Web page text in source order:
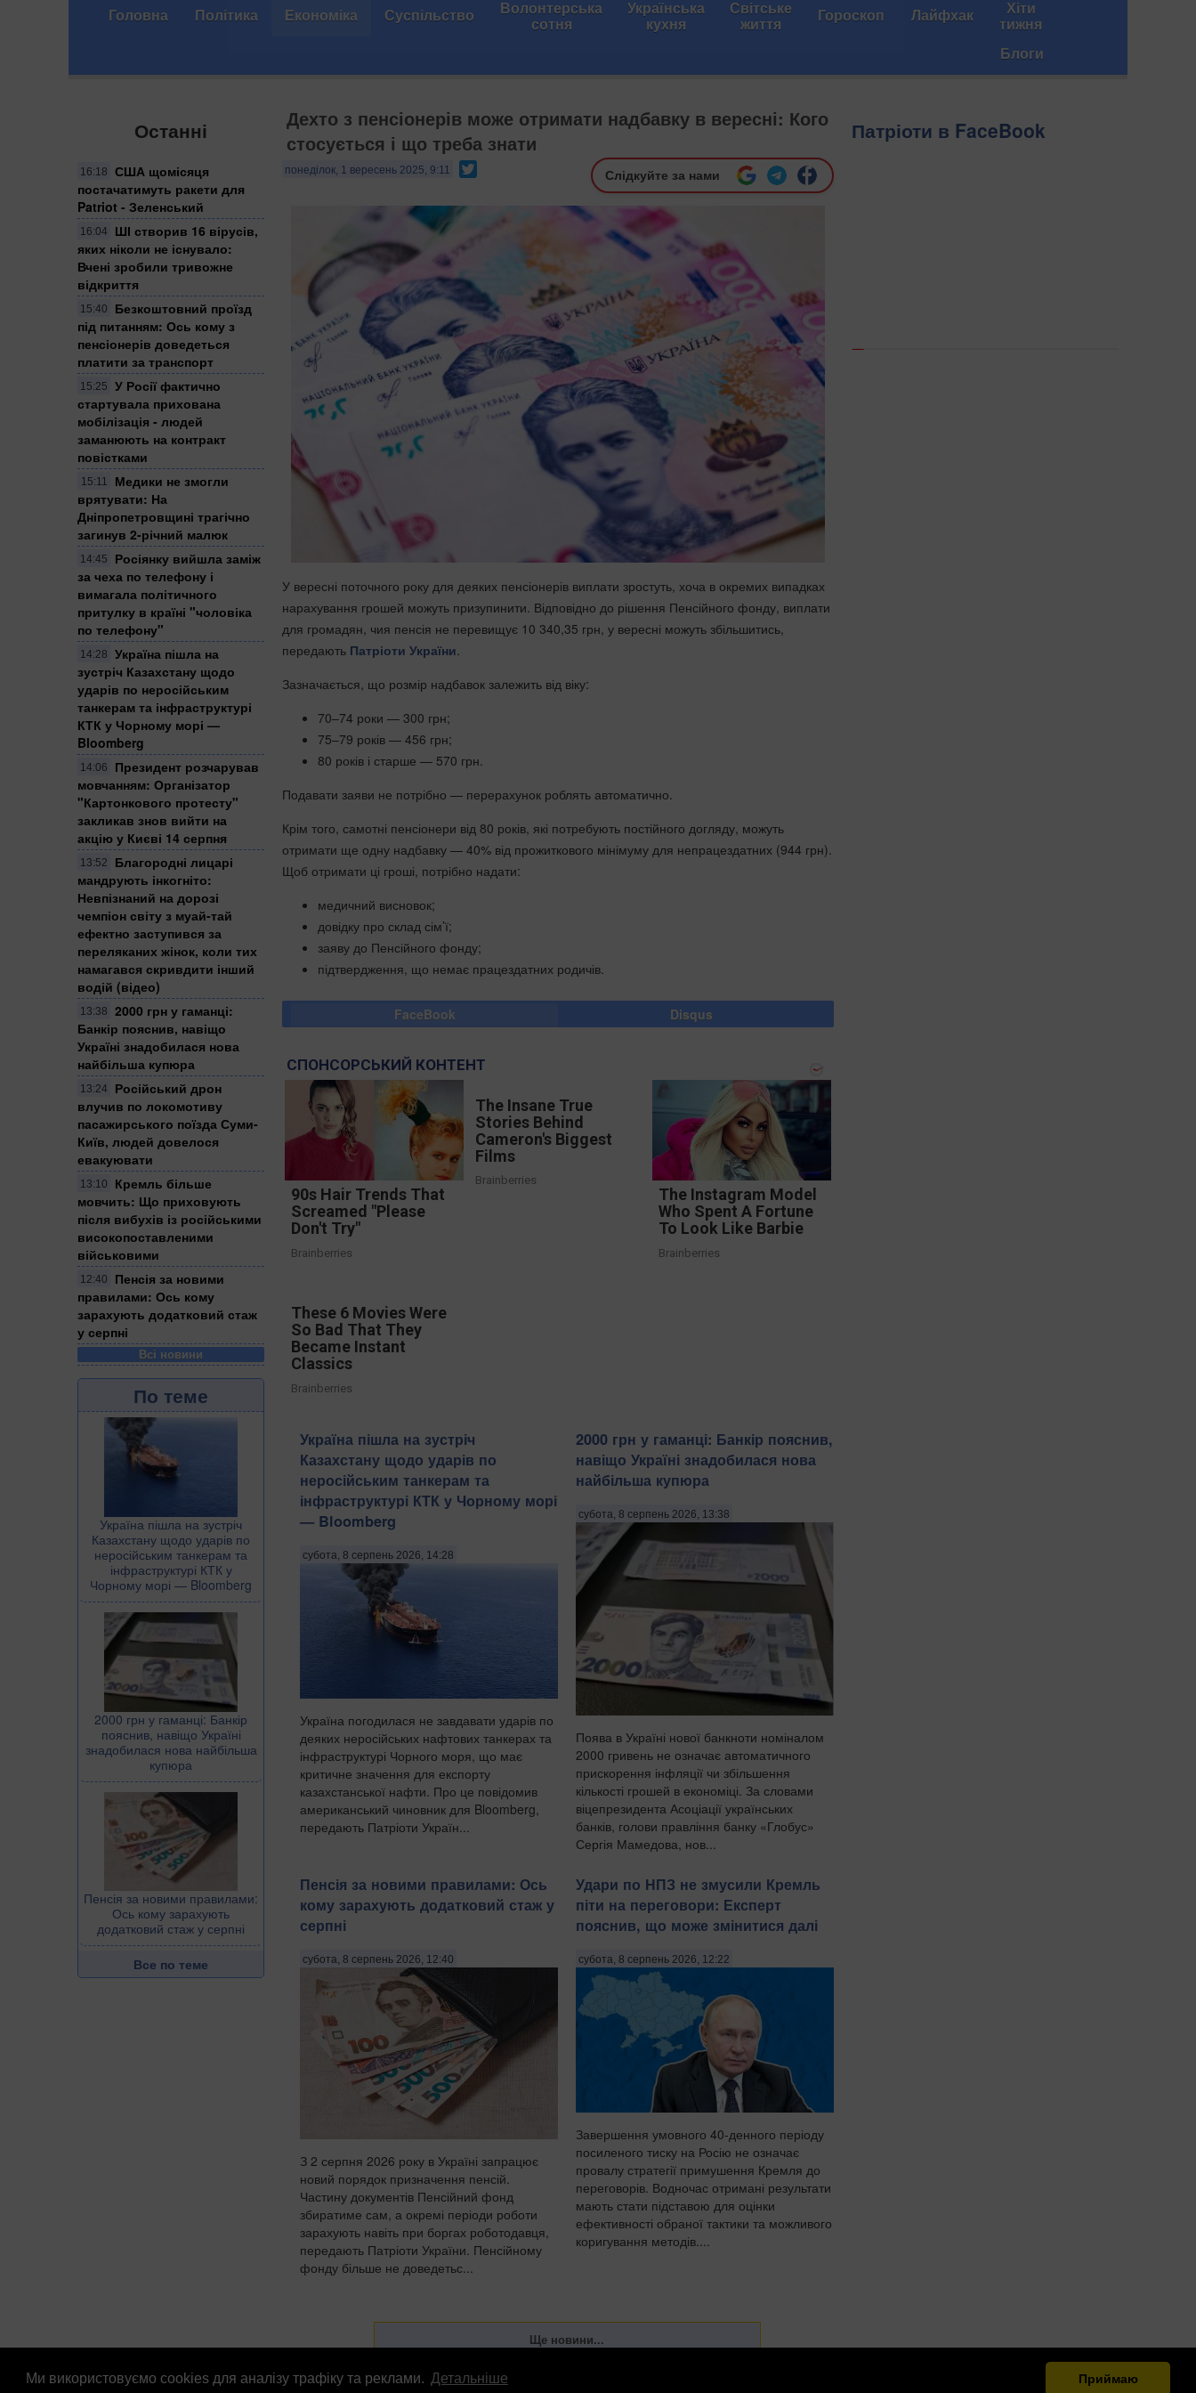
Ми використовуємо cookies для аналізу трафіку та реклами. Детальніше Приймаю
Головна Політика Економіка Суспільство Волонтерська
сотня
Українська
кухня
Світське
життя Гороскоп Лайфхак Хіти
тижня
Блоги
Останні
16:18
США щомісяця
постачатимуть ракети для
Patriot - Зеленський
16:04
ШІ створив 16 вірусів,
яких ніколи не існувало:
Вчені зробили тривожне
відкриття
15:40
Безкоштовний проїзд
під питанням: Ось кому з
пенсіонерів доведеться
платити за транспорт
15:25
У Росії фактично
стартувала прихована
мобілізація - людей
заманюють на контракт
повістками
15:11
Медики не змогли
врятувати: На
Дніпропетровщині трагічно
загинув 2-річний малюк
14:45
Росіянку вийшла заміж
за чеха по телефону і
вимагала політичного
притулку в країні "чоловіка
по телефону"
14:28
Україна пішла на
зустріч Казахстану щодо
ударів по неросійським
танкерам та інфраструктурі
КТК у Чорному морі —
Bloomberg
14:06
Президент розчарував
мовчанням: Організатор
"Картонкового протесту"
закликав знов вийти на
акцію у Києві 14 серпня
13:52
Благородні лицарі
мандрують інкогніто:
Невпізнаний на дорозі
чемпіон світу з муай-тай
ефектно заступився за
переляканих жінок, коли тих
намагався скривдити інший
водій (відео)
13:38
2000 грн у гаманці:
Банкір пояснив, навіщо
Україні знадобилася нова
найбільша купюра
13:24
Російський дрон
влучив по локомотиву
пасажирського поїзда Суми-
Київ, людей довелося
евакуювати
13:10
Кремль більше
мовчить: Що приховують
після вибухів із російськими
високопоставленими
військовими
12:40
Пенсія за новими
правилами: Ось кому
зарахують додатковий стаж
у серпні
Всі новини
По теме
Україна пішла на зустріч
Казахстану щодо ударів по
неросійським танкерам та
інфраструктурі КТК у
Чорному морі — Bloomberg
2000 грн у гаманці: Банкір
пояснив, навіщо Україні
знадобилася нова найбільша
купюра
Пенсія за новими правилами:
Ось кому зарахують
додатковий стаж у серпні
Все по теме
Дехто з пенсіонерів може отримати надбавку в вересні: Кого
стосується і що треба знати
понеділок, 1 вересень 2025, 9:11 Слідкуйте за нами
У вересні поточного року для деяких пенсіонерів виплати зростуть, хоча в окремих випадках
нарахування грошей можуть призупинити. Відповідно до рішення Пенсійного фонду, виплати
для громадян, чия пенсія не перевищує 10 340,35 грн, у вересні можуть збільшитись,
передають Патріоти України
Зазначається, що розмір надбавок залежить від віку:
70–74 роки — 300 грн;
75–79 років — 456 грн;
80 років і старше — 570 грн.
Подавати заяви не потрібно — перерахунок роблять автоматично.
Крім того, самотні пенсіонери від 80 років, які потребують постійного догляду, можуть
отримати ще одну надбавку — 40% від прожиткового мінімуму для непрацездатних (944 грн).
Щоб отримати ці гроші, потрібно надати:
медичний висновок;
довідку про склад сім’ї;
заяву до Пенсійного фонду;
підтвердження, що немає працездатних родичів.
FaceBook Disqus
СПОНСОРСЬКИЙ КОНТЕНТ
90s Hair Trends That
Screamed "Please
Don't Try"
Brainberries
The Insane True
Stories Behind
Cameron's Biggest
Films
Brainberries
The Instagram Model
Who Spent A Fortune
To Look Like Barbie
Brainberries
These 6 Movies Were
So Bad That They
Became Instant
Classics
Brainberries
Україна пішла на зустріч
Казахстану щодо ударів по
неросійським танкерам та
інфраструктурі КТК у Чорному морі
— Bloomberg
субота, 8 серпень 2026, 14:28
Україна погодилася не завдавати ударів по
деяких неросійських нафтових танкерах та
інфраструктурі Чорного моря, що має
критичне значення для експорту
казахстанської нафти. Про це повідомив
американський чиновник для Bloomberg,
передають Патріоти Україн...
2000 грн у гаманці: Банкір пояснив,
навіщо Україні знадобилася нова
найбільша купюра
субота, 8 серпень 2026, 13:38
Поява в Україні нової банкноти номіналом
2000 гривень не означає автоматичного
прискорення інфляції чи збільшення
кількості грошей в економіці. За словами
віцепрезидента Асоціації українських
банків, голови правління банку «Глобус»
Сергія Мамедова, нов...
Пенсія за новими правилами: Ось
кому зарахують додатковий стаж у
серпні
субота, 8 серпень 2026, 12:40
З 2 серпня 2026 року в Україні запрацює
новий порядок призначення пенсій.
Частину документів Пенсійний фонд
збиратиме сам, а окремі періоди роботи
зарахують навіть при боргах роботодавця,
передають Патріоти України. Пенсійному
фонду більше не доведетьс...
Удари по НПЗ не змусили Кремль
піти на переговори: Експерт
пояснив, що може змінитися далі
субота, 8 серпень 2026, 12:22
Завершення умовного 40-денного періоду
посиленого тиску на Росію не означає
провалу стратегії примушення Кремля до
переговорів. Водночас отримані результати
мають стати підставою для оцінки
ефективності обраної тактики та можливого
коригування методів....
Патріоти в FaceBook